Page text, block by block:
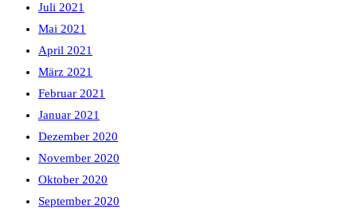
Juli 2021
Mai 2021
April 2021
März 2021
Februar 2021
Januar 2021
Dezember 2020
November 2020
Oktober 2020
September 2020